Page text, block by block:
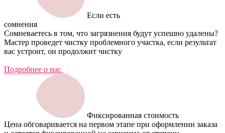
Если есть
сомнения
Сомневаетесь в том, что загрязнения будут успешно удалены?
Мастер проведет чистку проблемного участка, если результат
вас устроит, он продолжит чистку
Подробнее о нас
Фиксированная стоимость
Цена обговаривается на первом этапе при оформлении заказа